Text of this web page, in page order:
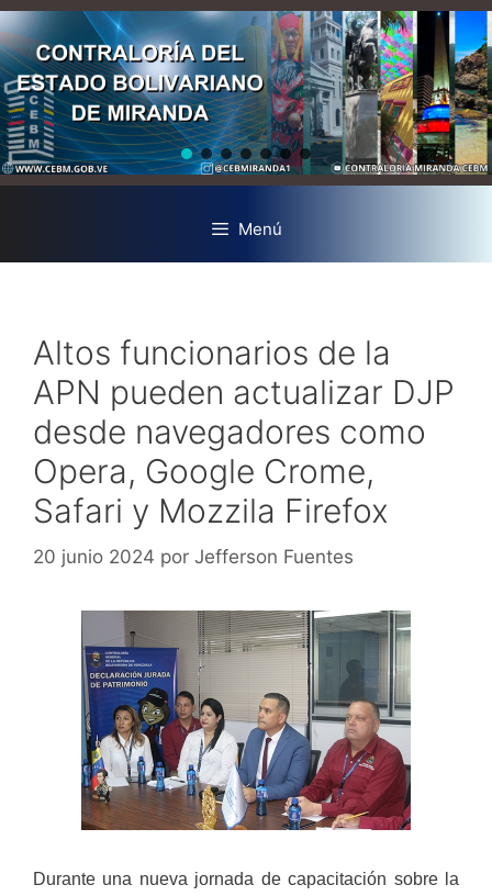
Menú
Altos funcionarios de la
APN pueden actualizar DJP
desde navegadores como
Opera, Google Crome,
Safari y Mozzila Firefox
20 junio 2024 por Jefferson Fuentes
Durante una nueva jornada de capacitación sobre la